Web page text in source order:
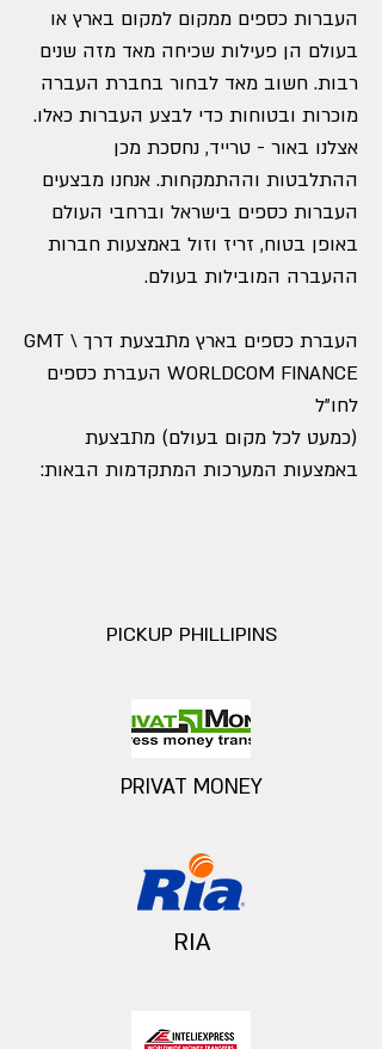
העברות כספים ממקום למקום בארץ או
בעולם הן פעילות שכיחה מאד מזה שנים
רבות. חשוב מאד לבחור בחברת העברה
מוכרות ובטוחות כדי לבצע העברות כאלו.
אצלנו באור - טרייד, נחסכת מכן
ההתלבטות וההתמקחות. אנחנו מבצעים
העברות כספים בישראל וברחבי העולם
באופן בטוח, זריז וזול באמצעות חברות
ההעברה המובילות בעולם.
העברת כספים בארץ מתבצעת דרך GMT \
WORLDCOM FINANCE העברת כספים
לחו"ל
(כמעט לכל מקום בעולם) מתבצעת
באמצעות המערכות המתקדמות הבאות:
PICKUP PHILLIPINS
PRIVAT MONEY
RIA